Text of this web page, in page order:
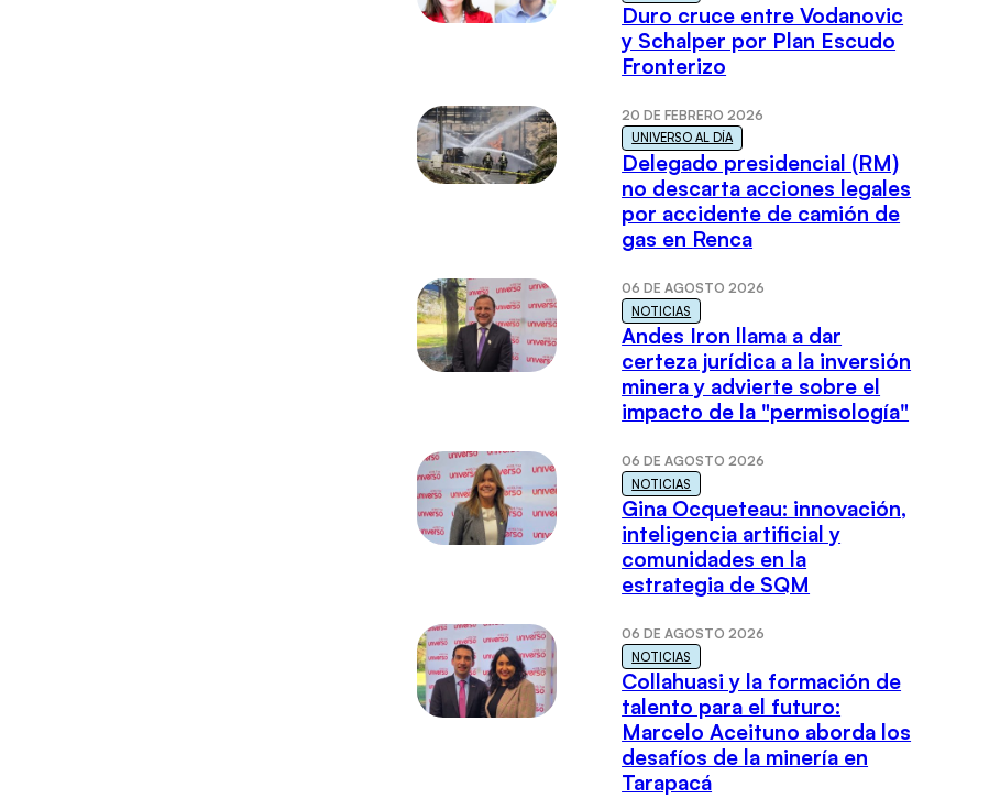
Duro cruce entre Vodanovic
y Schalper por Plan Escudo
Fronterizo
20 DE FEBRERO 2026
UNIVERSO AL DÍA
Delegado presidencial (RM)
no descarta acciones legales
por accidente de camión de
gas en Renca
06 DE AGOSTO 2026
NOTICIAS
Andes Iron llama a dar
certeza jurídica a la inversión
minera y advierte sobre el
impacto de la "permisología"
06 DE AGOSTO 2026
NOTICIAS
Gina Ocqueteau: innovación,
inteligencia artificial y
comunidades en la
estrategia de SQM
06 DE AGOSTO 2026
NOTICIAS
Collahuasi y la formación de
talento para el futuro:
Marcelo Aceituno aborda los
desafíos de la minería en
Tarapacá